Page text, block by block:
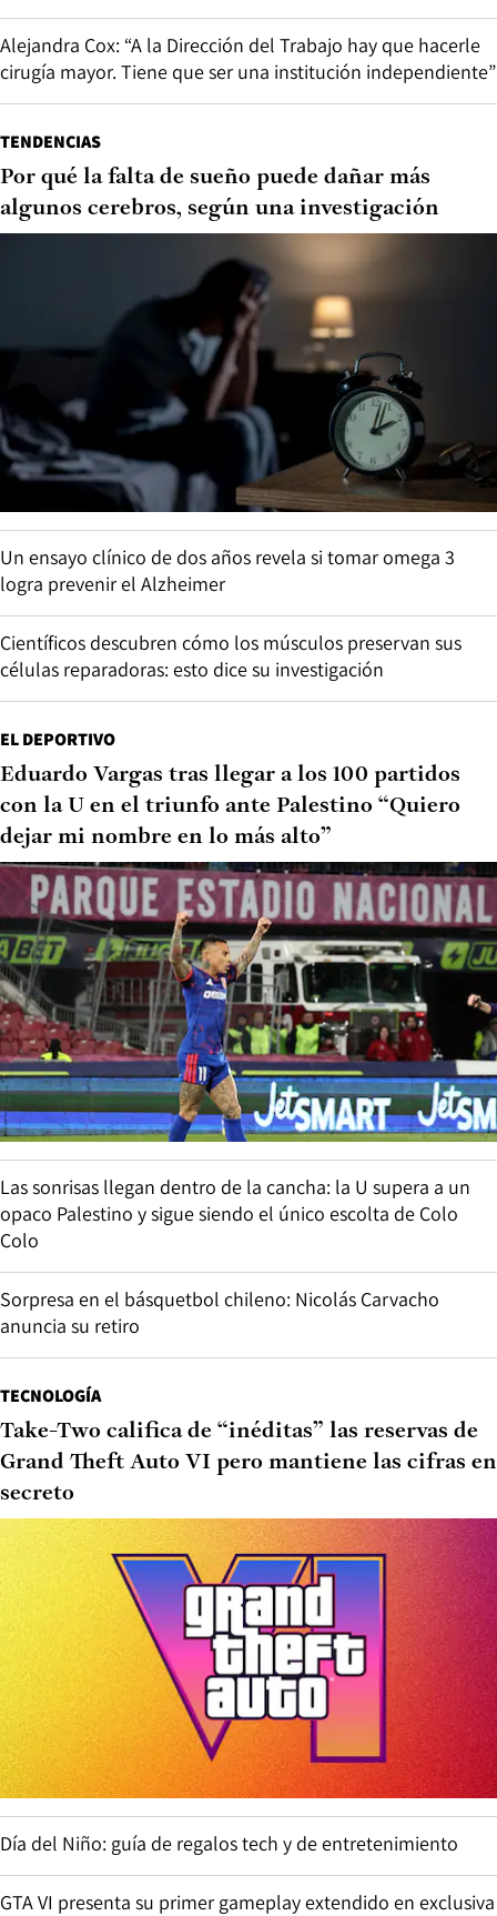
Alejandra Cox: “A la Dirección del Trabajo hay que hacerle
cirugía mayor. Tiene que ser una institución independiente”
TENDENCIAS
Por qué la falta de sueño puede dañar más
algunos cerebros, según una investigación
Un ensayo clínico de dos años revela si tomar omega 3
logra prevenir el Alzheimer
Científicos descubren cómo los músculos preservan sus
células reparadoras: esto dice su investigación
EL DEPORTIVO
Eduardo Vargas tras llegar a los 100 partidos
con la U en el triunfo ante Palestino “Quiero
dejar mi nombre en lo más alto”
Las sonrisas llegan dentro de la cancha: la U supera a un
opaco Palestino y sigue siendo el único escolta de Colo
Colo
Sorpresa en el básquetbol chileno: Nicolás Carvacho
anuncia su retiro
TECNOLOGÍA
Take-Two califica de “inéditas” las reservas de
Grand Theft Auto VI pero mantiene las cifras en
secreto
Día del Niño: guía de regalos tech y de entretenimiento
GTA VI presenta su primer gameplay extendido en exclusiva